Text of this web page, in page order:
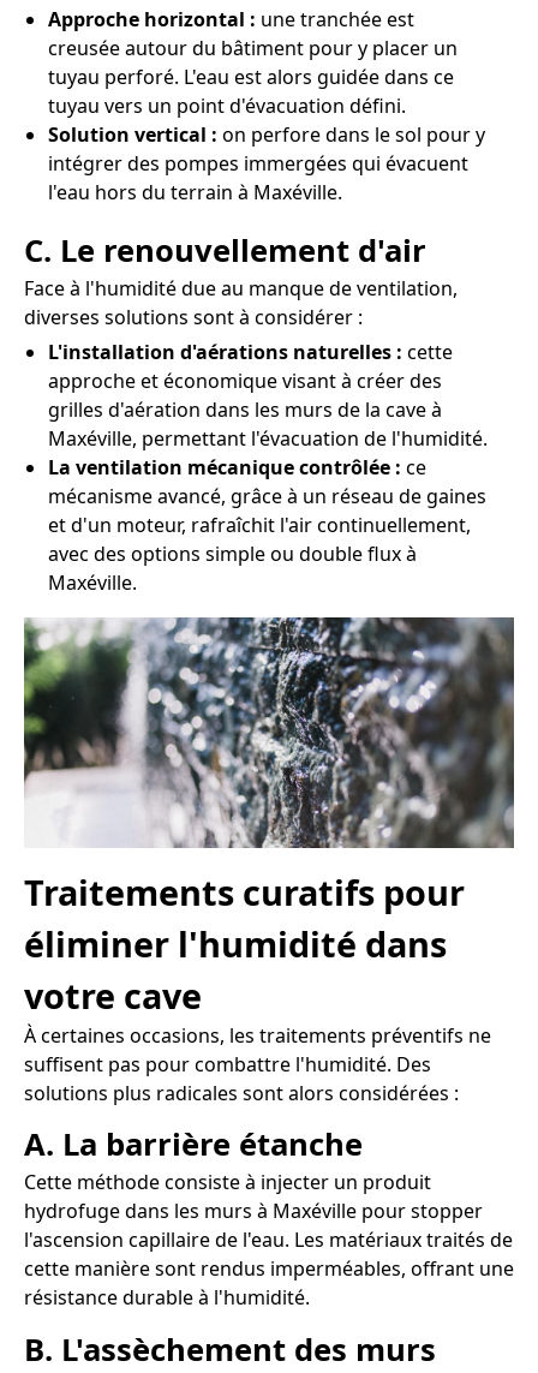
Approche horizontal : une tranchée est
creusée autour du bâtiment pour y placer un
tuyau perforé. L'eau est alors guidée dans ce
tuyau vers un point d'évacuation défini.
Solution vertical : on perfore dans le sol pour y
intégrer des pompes immergées qui évacuent
l'eau hors du terrain à Maxéville.
C. Le renouvellement d'air
Face à l'humidité due au manque de ventilation,
diverses solutions sont à considérer :
L'installation d'aérations naturelles : cette
approche et économique visant à créer des
grilles d'aération dans les murs de la cave à
Maxéville, permettant l'évacuation de l'humidité.
La ventilation mécanique contrôlée : ce
mécanisme avancé, grâce à un réseau de gaines
et d'un moteur, rafraîchit l'air continuellement,
avec des options simple ou double flux à
Maxéville.
Traitements curatifs pour
éliminer l'humidité dans
votre cave
À certaines occasions, les traitements préventifs ne
suffisent pas pour combattre l'humidité. Des
solutions plus radicales sont alors considérées :
A. La barrière étanche
Cette méthode consiste à injecter un produit
hydrofuge dans les murs à Maxéville pour stopper
l'ascension capillaire de l'eau. Les matériaux traités de
cette manière sont rendus imperméables, offrant une
résistance durable à l'humidité.
B. L'assèchement des murs